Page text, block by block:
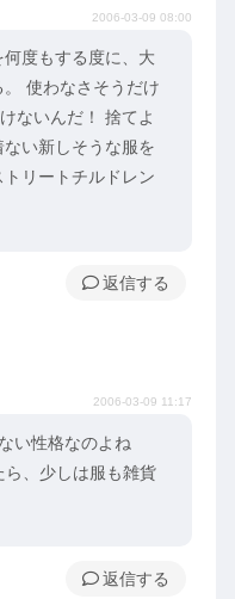
2006-03-09 08:00
度もする度に、大
使わなさそうだけ
ないんだ！ 捨てよ
い新しそうな服を
リートチルドレン
返信
2006-03-09 11:17
い性格なのよね
ら、少しは服も雑貨
返信